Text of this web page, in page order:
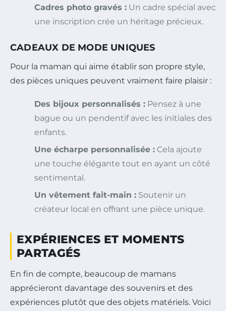
Cadres photo gravés : Un cadre spécial avec
une inscription crée un héritage précieux.
CADEAUX DE MODE UNIQUES
Pour la maman qui aime établir son propre style,
des pièces uniques peuvent vraiment faire plaisir :
Des bijoux personnalisés : Pensez à une
bague ou un pendentif avec les initiales des
enfants.
Une écharpe personnalisée : Cela ajoute
une touche élégante tout en ayant un côté
sentimental.
Un vêtement fait-main : Soutenir un
créateur local en offrant une pièce unique.
EXPÉRIENCES ET MOMENTS
PARTAGÉS
En fin de compte, beaucoup de mamans
apprécieront davantage des souvenirs et des
expériences plutôt que des objets matériels. Voici